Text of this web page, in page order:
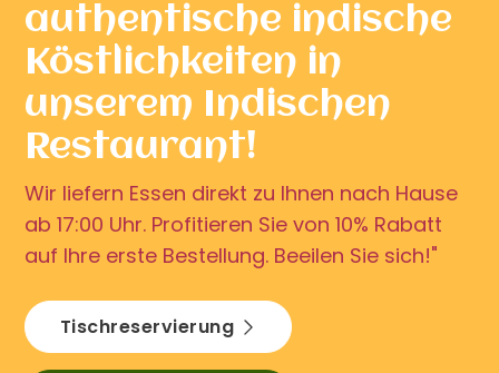
authentische indische
Köstlichkeiten in
unserem Indischen
Restaurant!
Wir liefern Essen direkt zu Ihnen nach Hause
ab 17:00 Uhr. Profitieren Sie von 10% Rabatt
auf Ihre erste Bestellung. Beeilen Sie sich!"
Tischreservierung